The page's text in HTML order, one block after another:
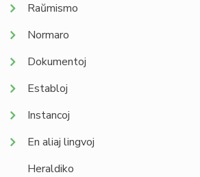
Raŭmismo
Normaro
Dokumentoj
Establoj
Instancoj
En aliaj lingvoj
Heraldiko